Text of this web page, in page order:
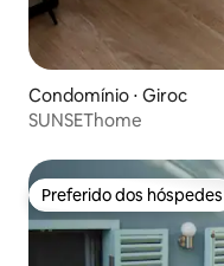
Condomínio ⋅ Giroc
SUNSEThome
Preferido dos hóspedes
Preferido dos hóspedes